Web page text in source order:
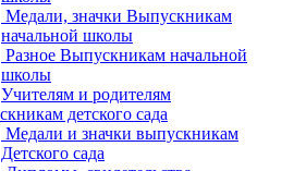
Медали, значки Выпускникам
начальной школы
Разное Выпускникам начальной
школы
Учителям и родителям
детского сада
Медали и значки выпускникам
Детского сада